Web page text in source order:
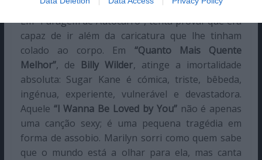
Em “Paragem de Autocarro”, tenta provar que era
capaz de ir além da caricatura que lhe tinham
colado ao corpo. Em “Quanto Mais Quente
Melhor”, de Billy Wilder, atinge a imortalidade
absoluta: Sugar Kane é cómica, triste, bêbeda,
ingénua, experiente, vulnerável e devastadora.
Aquele “I Wanna Be Loved by You”não é apenas
uma canção sexy; é uma pequena tragédia em
forma de assobio. Marilyn sorri como quem sabe
que o mundo está a olhar para ela, mas canta